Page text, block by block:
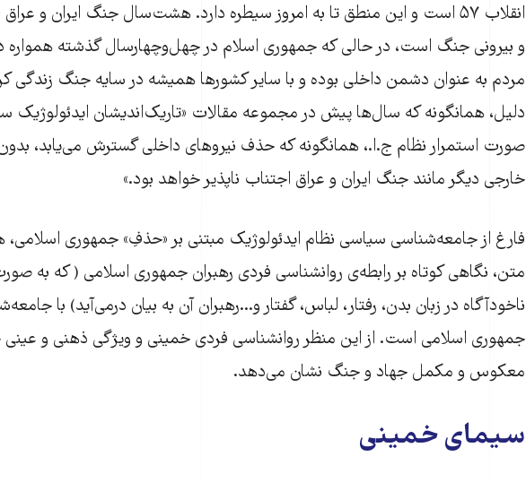
انقلاب ۵۷ است و این منطق تا به امروز سیطره دارد. هشت‌سال جنگ ایران و
و بیرونی جنگ است، در حالی که جمهوری اسلام در چهل‌و‌چهارسال گذشته
مردم به عنوان دشمن داخلی بوده و با سایر کشورها همیشه در سایه جنگ زندگی
دلیل، همانگونه که سال‌ها پیش در مجموعه مقالات «تاریک‌اندیشان ایدئولوژیک
صورت استمرار نظام ج.ا.، همانگونه که حذف نیروهای داخلی گسترش می‌یابد،
خارجی دیگر مانند جنگ ایران و عراق اجتناب ناپذیر خواهد بود.»
فارغ از جامعه‌شناسی سیاسی نظام ایدئولوژیک مبتنی بر «حذفِ» جمهوری
متن، نگاهی کوتاه بر رابطه‌ی روانشناسی فردی رهبران جمهوری اسلامی ( که به
ناخودآگاه در زبان بدن، رفتار، لباس، گفتار و...رهبران آن به بیان درمی‌آید) با
جمهوری اسلامی است. از این منظر روانشناسی فردی خمینی و ویژگی ذهنی و
معکوس و مکمل جهاد و جنگ نشان می‌دهد.
سیمای خمینی